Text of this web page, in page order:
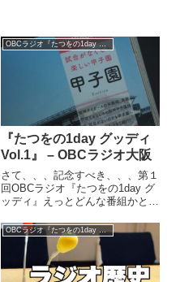
OBCラジオ『たつをの1day グッディ』
『たつをの1day グッディ
Vol.1』 – OBCラジオ大阪
さて、、、記念すべき、、、第１
回OBCラジオ『たつをの1day グ
ッディ』えっとどんな番組かと言
に、、、１日をええ１日にしよう
なぁ〜ってやつです♪番組の内容
は、、、各鉄道の沿線にある、レ
ジャースポットや穴場、イ...
OBCラジオ『たつをの1day グッディ』